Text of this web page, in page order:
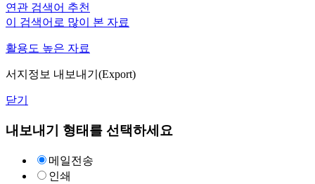
연관 검색어 추천
이 검색어로 많이 본 자료
활용도 높은 자료
서지정보 내보내기(Export)
닫기
내보내기 형태를 선택하세요
메일전송
인쇄